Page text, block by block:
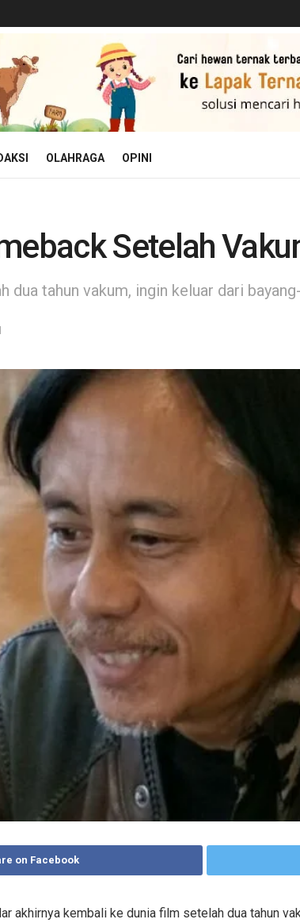
OLAHRAGA OPINI
Setelah
dua tahun vakum, ingin keluar dari
on Facebook
akhirnya kembali ke dunia film setelah dua tahun